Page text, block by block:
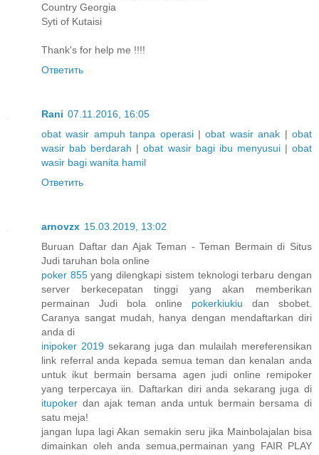
Country Georgia
Syti of Kutaisi
Thank's for help me !!!!
Ответить
Rani 07.11.2016, 16:05
obat wasir ampuh tanpa operasi|obat wasir anak |obat
wasir bab berdarah |obat wasir bagi ibu menyusui|obat
wasir bagi wanita hamil
Ответить
arnovzx 15.03.2019, 13:02
Buruan Daftar dan Ajak Teman - Teman Bermain di Situs
Judi taruhan bola online
poker 855yang dilengkapi sistem teknologi terbaru dengan
server berkecepatan tinggi yang akan memberikan
permainan Judi bola online pokerkiukiu dan sbobet.
Caranya sangat mudah, hanya dengan mendaftarkan diri
anda di
inipoker 2019 sekarang juga dan mulailah mereferensikan
link referral anda kepada semua teman dan kenalan anda
untuk ikut bermain bersama agen judi online remipoker
yang terpercaya iin. Daftarkan diri anda sekarang juga di
itupoker dan ajak teman anda untuk bermain bersama di
satu meja!
jangan lupa lagi Akan semakin seru jika Mainbolajalan bisa
dimainkan oleh anda semua,permainan yang FAIR PLAY